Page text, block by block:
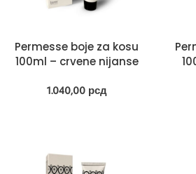
Permesse boje za kosu
100ml – crvene nijanse
1.040,00 рсд